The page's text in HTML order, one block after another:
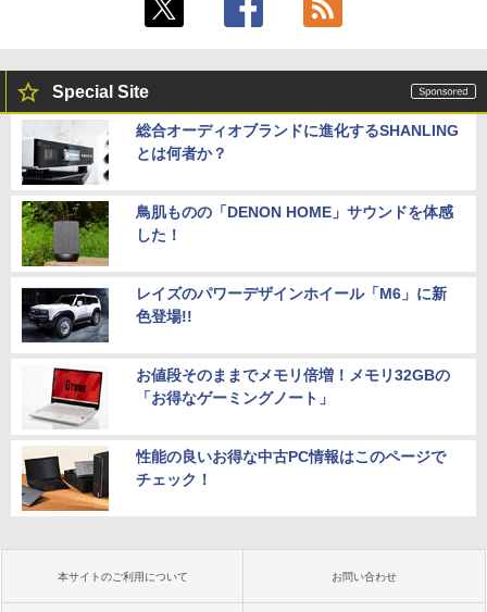
Special Site
総合オーディオブランドに進化するSHANLING
とは何者か？
鳥肌ものの「DENON HOME」サウンドを体感
した！
レイズのパワーデザインホイール「M6」に新
色登場!!
お値段そのままでメモリ倍増！メモリ32GBの
「お得なゲーミングノート」
性能の良いお得な中古PC情報はこのページで
チェック！
本サイトのご利用について お問い合わせ